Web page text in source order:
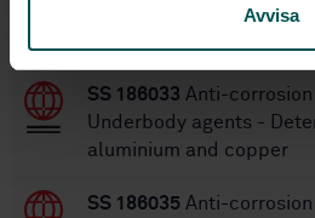
Avvisa
Underbody agents -
SS 186033 Anti-
Underbody agents -
aluminium and copper
SS 186035 Anti-